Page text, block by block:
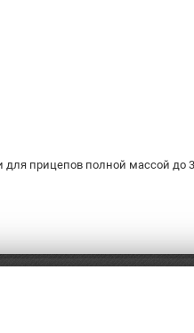
прицепов полной массой до